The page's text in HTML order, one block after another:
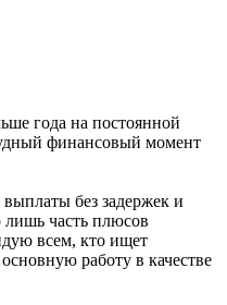
года на постоянной
финансовый момент
без задержек и
лишь часть плюсов
всем, кто ищет
работу в качестве